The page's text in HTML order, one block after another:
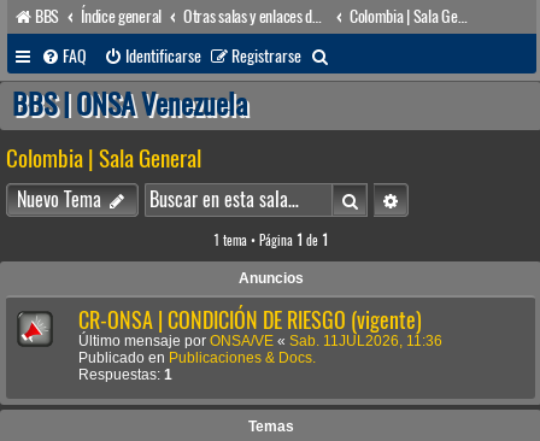
BBS Índice general
Colombia | Sala General
FAQ
Identificarse Registrarse
u
a
r
BBS | ONSA Venezuela
Colombia | Sala General
Nuevo Tema BuscarBúsqueda avanzada
1 tema • Página 1 de 1
Anuncios
CR-ONSA | CONDICIÓN DE RIESGO (vigente)
Último mensaje por ONSA/VE « Sab. 11JUL2026, 11:36
Publicado en Publicaciones & Docs.
Respuestas: 1
Temas